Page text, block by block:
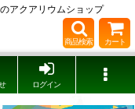
アクアリウムショップ
商品検索 カート
ログイン